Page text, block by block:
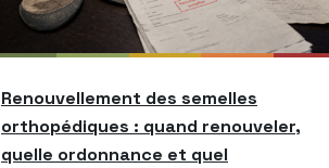
Renouvellement des semelles
orthopédiques : quand renouveler,
quelle ordonnance et quel